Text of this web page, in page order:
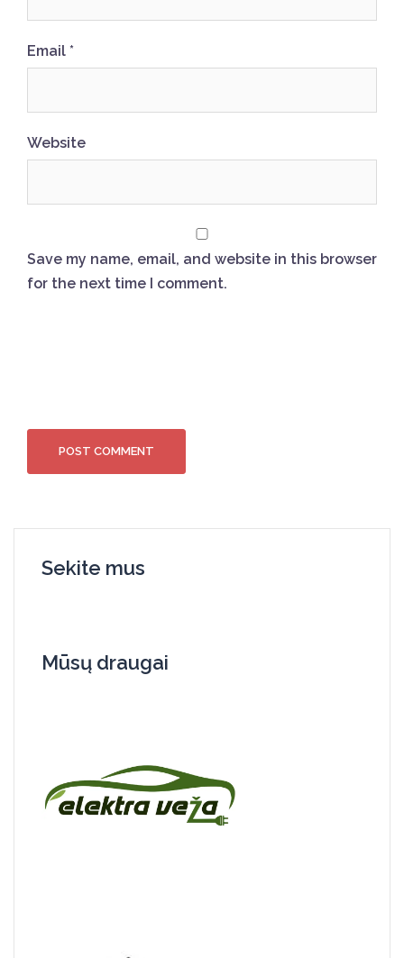
Email *
Website
Save my name, email, and website in this browser
for the next time I comment.
Sekite mus
Mūsų draugai